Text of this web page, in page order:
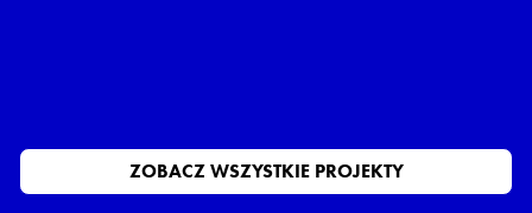
ZOBACZ WSZYSTKIE PROJEKTY